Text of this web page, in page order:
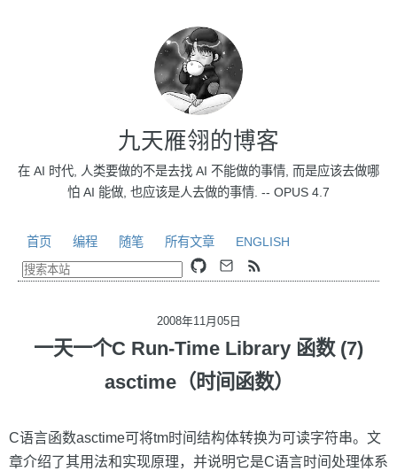
九天雁翎的博客
在 AI 时代, 人类要做的不是去找 AI 不能做的事情, 而是应该去做哪
怕 AI 能做, 也应该是人去做的事情. -- OPUS 4.7
首页 编程 随笔 所有文章 ENGLISH
2008年11月05日
一天一个C Run-Time Library 函数 (7)
asctime（时间函数）
C语言函数asctime可将tm时间结构体转换为可读字符串。文
章介绍了其用法和实现原理，并说明它是C语言时间处理体系